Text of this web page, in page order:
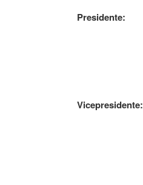
Presidente:
Vicepresidente: